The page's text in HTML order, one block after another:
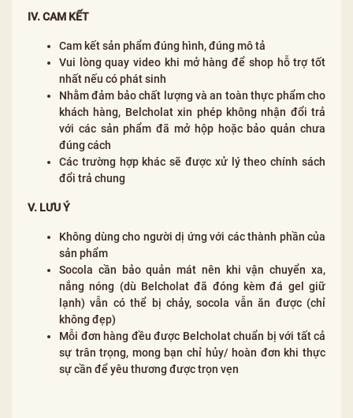
IV. CAM KẾT
Cam kết sản phẩm đúng hình, đúng mô tả
Vui lòng quay video khi mở hàng để shop hỗ trợ tốt
nhất nếu có phát sinh
Nhằm đảm bảo chất lượng và an toàn thực phẩm cho
khách hàng, Belcholat xin phép không nhận đổi trả
với các sản phẩm đã mở hộp hoặc bảo quản chưa
đúng cách
Các trường hợp khác sẽ được xử lý theo chính sách
đổi trả chung
V. LƯU Ý
Không dùng cho người dị ứng với các thành phần của
sản phẩm
Socola cần bảo quản mát nên khi vận chuyển xa,
nắng nóng (dù Belcholat đã đóng kèm đá gel giữ
lạnh) vẫn có thể bị chảy, socola vẫn ăn được (chỉ
không đẹp)
Mỗi đơn hàng đều được Belcholat chuẩn bị với tất cả
sự trân trọng, mong bạn chỉ hủy/ hoàn đơn khi thực
sự cần để yêu thương được trọn vẹn